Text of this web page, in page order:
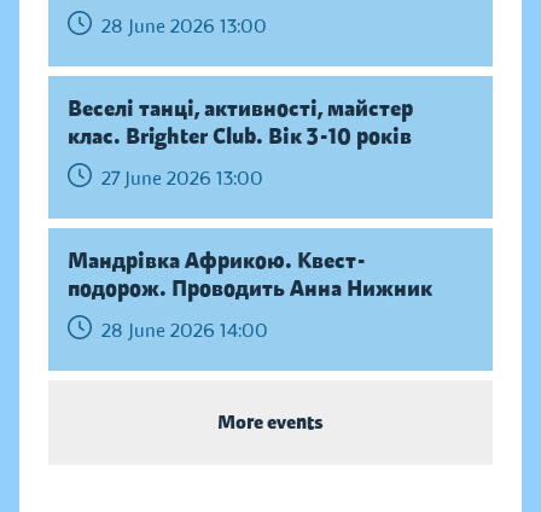
28 June 2026 13:00
Веселі танці, активності, майстер
клас. Brighter Club. Вік 3-10 років
27 June 2026 13:00
Мандрівка Африкою. Квест-
подорож. Проводить Анна Нижник
28 June 2026 14:00
More events